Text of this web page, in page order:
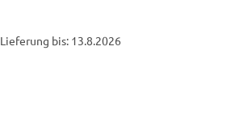
Lieferung bis: 13.8.2026